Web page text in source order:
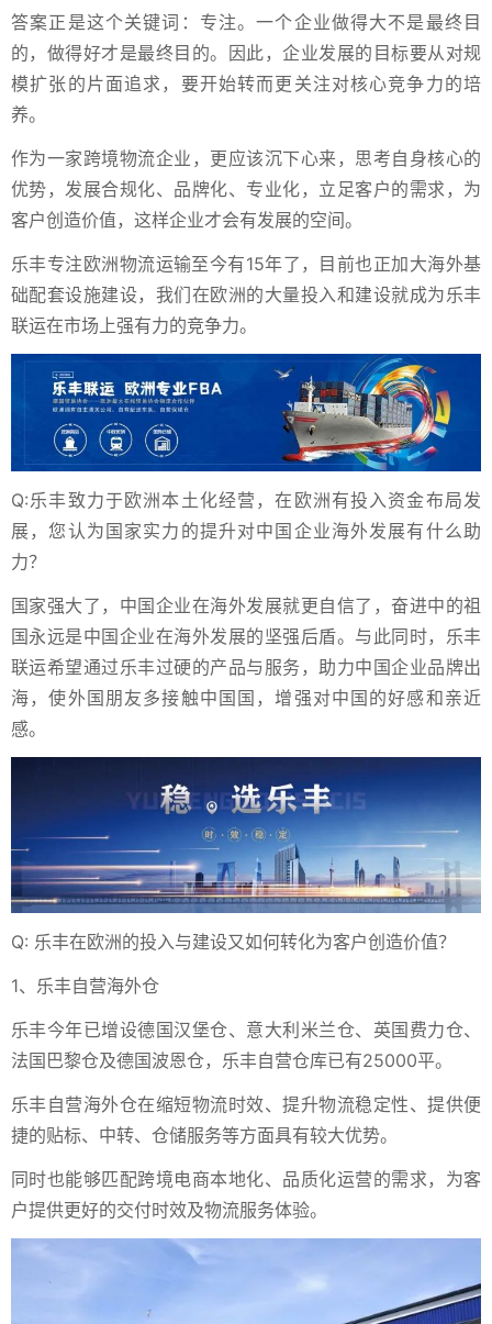
答案正是这个关键词：专注。一个企业做得大不是最终目
的，做得好才是最终目的。因此，企业发展的目标要从对规
模扩张的片面追求，要开始转而更关注对核心竞争力的培
养。
作为一家跨境物流企业，更应该沉下心来，思考自身核心的
优势，发展合规化、品牌化、专业化，立足客户的需求，为
客户创造价值，这样企业才会有发展的空间。
乐丰专注欧洲物流运输至今有15年了，目前也正加大海外基
础配套设施建设，我们在欧洲的大量投入和建设就成为乐丰
联运在市场上强有力的竞争力。
Q:乐丰致力于欧洲本土化经营，在欧洲有投入资金布局发
展，您认为国家实力的提升对中国企业海外发展有什么助
力？
国家强大了，中国企业在海外发展就更自信了，奋进中的祖
国永远是中国企业在海外发展的坚强后盾。与此同时，乐丰
联运希望通过乐丰过硬的产品与服务，助力中国企业品牌出
海，使外国朋友多接触中国国，增强对中国的好感和亲近
感。
Q: 乐丰在欧洲的投入与建设又如何转化为客户创造价值？
1、乐丰自营海外仓
乐丰今年已增设德国汉堡仓、意大利米兰仓、英国费力仓、
法国巴黎仓及德国波恩仓，乐丰自营仓库已有25000平。
乐丰自营海外仓在缩短物流时效、提升物流稳定性、提供便
捷的贴标、中转、仓储服务等方面具有较大优势。
同时也能够匹配跨境电商本地化、品质化运营的需求，为客
户提供更好的交付时效及物流服务体验。